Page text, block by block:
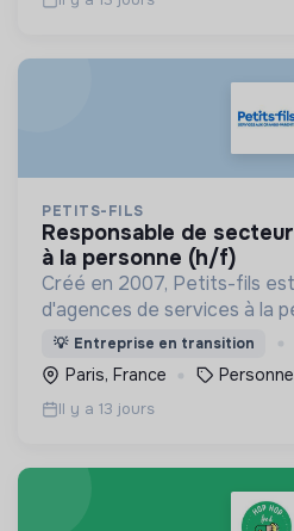
PETITS-FILS
responsable de secteur dans les services
à la personne (h/f)
Créé en 2007, Petits-fils
d'agences de services à la
dans l'aide à domicile pour
💡 Entreprise en transition
Paris, France
Il y a 13 jours